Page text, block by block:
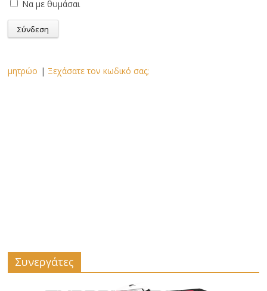
Να με θυμάσαι
μητρώο | Ξεχάσατε τον κωδικό σας;
Συνεργάτες